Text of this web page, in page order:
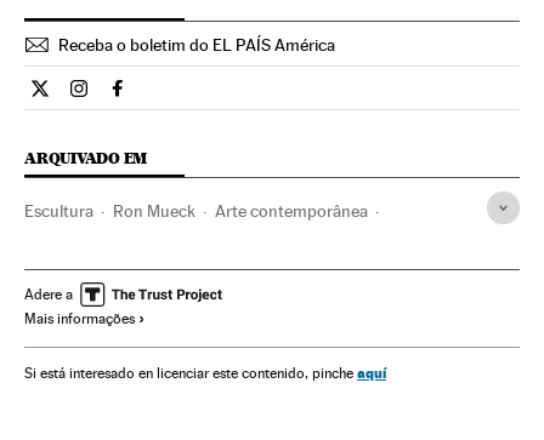
Receba o boletim do EL PAÍS América
Cultura El País Brasil en Twitter
Cultura El País Brasil en Instagram
Cultura El País Brasil en Facebook
ARQUIVADO EM
Escultura Ron Mueck Arte contemporânea
Artes plásticas Brasil História arte
América do Sul
Gente América Cultura Sociedade Arte
Adere a
Mais informações
Si está interesado en licenciar este contenido, pinche aquí